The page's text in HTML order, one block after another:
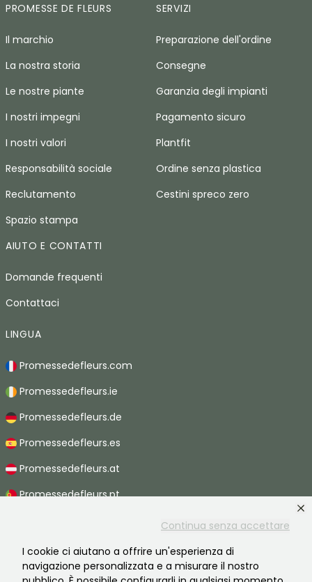
Continua senza accettare
I cookie ci aiutano a offrire un'esperienza di
navigazione personalizzata e a misurare il nostro
PROMESSE DE FLEURS
Il marchio
La nostra storia
Le nostre piante
I nostri impegni
I nostri valori
Responsabilità sociale
Reclutamento
Spazio stampa
SERVIZI
Preparazione dell'ordine
Consegne
Garanzia degli impianti
Pagamento sicuro
Plantfit
Ordine senza plastica
Cestini spreco zero
AIUTO E CONTATTI
Domande frequenti
Contattaci
LINGUA
Promessedefleurs.com
Promessedefleurs.ie
Promessedefleurs.de
Promessedefleurs.es
Promessedefleurs.at
Promessedefleurs.pt
Promessedefleurs.be
Promessedefleurs.ch